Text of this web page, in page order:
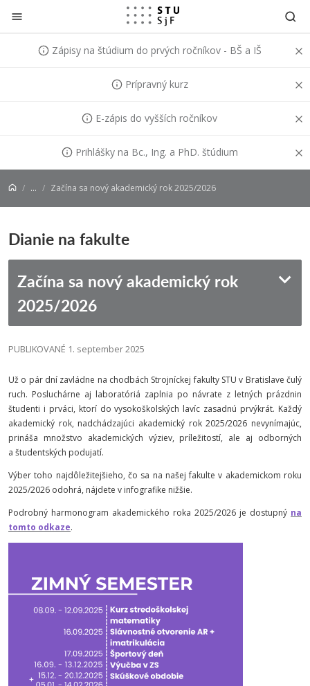
Prejsť na obsah
Zápisy na štúdium do prvých ročníkov - BŠ a IŠ
Prípravný kurz
E-zápis do vyšších ročníkov
Prihlášky na Bc., Ing. a PhD. štúdium
... Začína sa nový akademický rok 2025/2026
Dianie na fakulte
Začína sa nový akademický rok
2025/2026
PUBLIKOVANÉ 1. september 2025
Už o pár dní zavládne na chodbách Strojníckej fakulty STU v Bratislave čulý
ruch. Posluchárne aj laboratóriá zaplnia po návrate z letných prázdnin
študenti i prváci, ktorí do vysokoškolských lavíc zasadnú prvýkrát. Každý
akademický rok, nadchádzajúci akademický rok 2025/2026 nevynímajúc,
prináša množstvo akademických výziev, príležitostí, ale aj odborných
a študentských podujatí.
Výber toho najdôležitejšieho, čo sa na našej fakulte v akademickom roku
2025/2026 odohrá, nájdete v infografike nižšie.
Podrobný harmonogram akademického roka 2025/2026 je dostupný na
tomto odkaze.